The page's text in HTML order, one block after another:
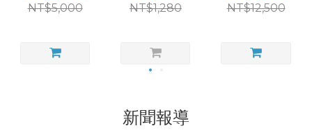
NT$5,000
NT$1,280
NT$12,500
新聞報導